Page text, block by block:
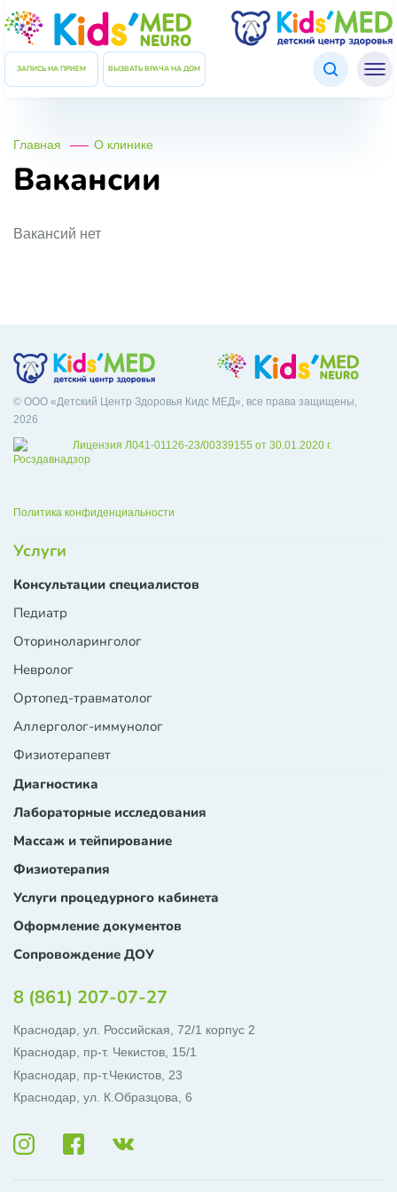
ЗАПИСЬ НА ПРИЕМ ВЫЗВАТЬ ВРАЧА НА ДОМ
Главная О клинике
Вакансии
Вакансий нет
© ООО «Детский Центр Здоровья Кидс МЕД», все права защищены,
2026
Лицензия Л041-01126-23/00339155 от 30.01.2020 г.
Политика конфиденциальности
8 (861) 207-07-27
Краснодар, ул. Российская, 72/1 корпус 2
Краснодар, пр-т. Чекистов, 15/1
Краснодар, пр-т.Чекистов, 23
Краснодар, ул. К.Образцова, 6
Услуги
Консультации специалистов
Педиатр
Оториноларинголог
Невролог
Ортопед-травматолог
Аллерголог-иммунолог
Физиотерапевт
Диагностика
Лабораторные исследования
Массаж и тейпирование
Физиотерапия
Услуги процедурного кабинета
Оформление документов
Сопровождение ДОУ
Подтверждение данных
Введите код который был отправлен Вам в СМС
Код
ЗАКРЫТЬ